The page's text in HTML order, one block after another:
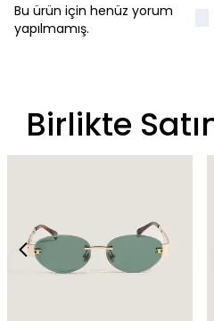
Bu ürün için henüz yorum
yapılmamış.
Birlikte